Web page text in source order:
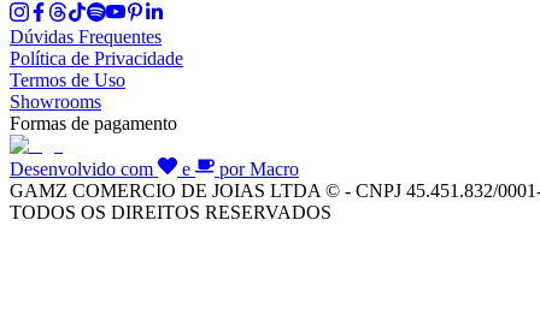
Dúvidas Frequentes
Política de Privacidade
Termos de Uso
Showrooms
Formas de pagamento
Desenvolvido com e
por Macro
GAMZ COMERCIO DE JOIAS LTDA © - CNPJ 45.451.832/
TODOS OS DIREITOS RESERVADOS